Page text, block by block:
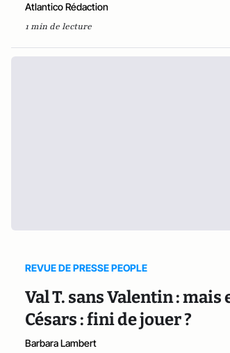
Atlantico Rédaction
1 min de lecture
REVUE DE PRESSE PEOPLE
Val T. sans Valentin :
Césars : fini de jouer ?
Barbara Lambert